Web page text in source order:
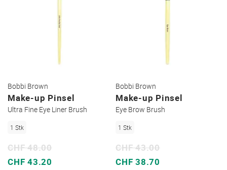
Bobbi Brown
Make-up Pinsel
Ultra Fine Eye Liner Brush
1 Stk
Sonderpreis
CHF 43.20
CHF 48.00
Bobbi Brown
Make-up Pinsel
Eye Brow Brush
1 Stk
Sonderpreis
CHF 38.70
CHF 43.00